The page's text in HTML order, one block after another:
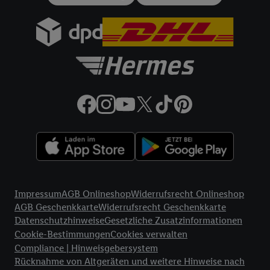
ImpressumAGB OnlineshopWiderrufsrecht Onlineshop
AGB GeschenkkarteWiderrufsrecht Geschenkkarte
DatenschutzhinweiseGesetzliche Zusatzinformationen
Cookie-BestimmungenCookies verwalten
Compliance | Hinweisgebersystem
Rücknahme von Altgeräten und weitere Hinweise nach
Zudem erlauben Sie uns, der Utiq SA/NV („Utiq“) und
IhremTelekommunikationsnetzbetreiber, die Utiq-Technologie
in den Lidl-Diensten einzusetzen. Utiq prüft zunächst anhand
Ihrer IP-Adresse, ob die Technologie für Sie verfügbar ist.
Netzbetreiber weiter, der anhand der IP-Adresse und einer
Kundenkonto-Referenz, wie z.B. Ihrer Mobilfunknummer, eine
verwenden, um Sie wiederzuerkennen und Erkenntnisse über
Ihr Nutzungsverhalten in den Lidl-Diensten zu erfassen.
werden, damit wir Ihnen dort personalisierte Werbung
ausspielen können. Sie können Ihre Einwilligung speziell zur
Nutzung der Utiq-Technologie - zusätzlich zur weiter unten
erläuterten Möglichkeit, Ihre Einwilligung generell zu
widerrufen - jederzeit auch überdas Datenschutzportal von